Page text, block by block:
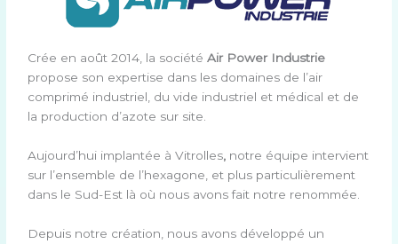
Crée en août 2014, la sociétéAir Power Industrie
propose son expertise dans les domaines de l’air
comprimé industriel, du vide industriel et médical et de
la production d’azote sur site.
Aujourd’hui implantée à Vitrolles, notre équipe intervient
sur l’ensemble de l’hexagone, et plus particulièrement
dans le Sud-Est là où nous avons fait notre renommée.
Depuis notre création, nous avons développé un